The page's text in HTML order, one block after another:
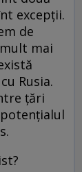
excepţii.
de
mai
Rusia.
ţări